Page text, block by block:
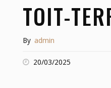
TOIT-
By admin
20/03/2025